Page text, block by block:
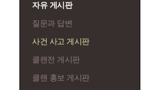
자유 게시판
질문과 답변
사건 사고 게시판
클랜전 게시판
클랜 홍보 게시판